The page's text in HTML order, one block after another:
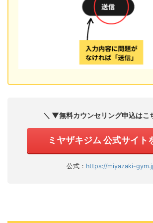
＼ ▼無料カウンセリング申込はこ
ミヤザキジム 公式サイト
公式： https://miyazaki-